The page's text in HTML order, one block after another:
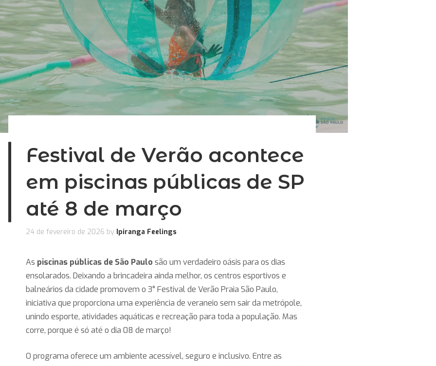
Festival de Verão acontece
em piscinas públicas de SP
até 8 de março
24 de fevereiro de 2026 by Ipiranga Feelings
As piscinas públicas de São Paulo são um verdadeiro oásis para os dias
ensolarados. Deixando a brincadeira ainda melhor, os centros esportivos e
balneários da cidade promovem o 3° Festival de Verão Praia São Paulo,
iniciativa que proporciona uma experiência de veraneio sem sair da metrópole,
unindo esporte, atividades aquáticas e recreação para toda a população. Mas
corre, porque é só até o dia 08 de março!
O programa oferece um ambiente acessível, seguro e inclusivo. Entre as